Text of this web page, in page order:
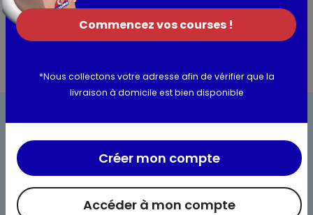
Les conseils du caviste
Bienvenue chez Maximo
Commencez vos courses !
*Nous collectons votre adresse afin de vérifier que la
livraison à domicile est bien disponible
Accéder à mon compte
Créer mon compte